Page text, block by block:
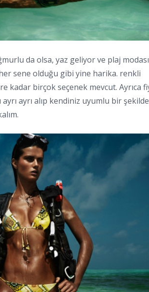
da olsa, yaz geliyor ve plaj modası
sene olduğu gibi yine harika. renkli
kadar birçok seçenek mevcut. Ayrıca
ayrı alıp kendiniz uyumlu bir